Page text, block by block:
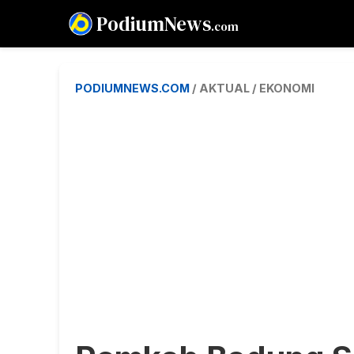
PodiumNews.com
PODIUMNEWS.COM / AKTUAL / EKONOMI